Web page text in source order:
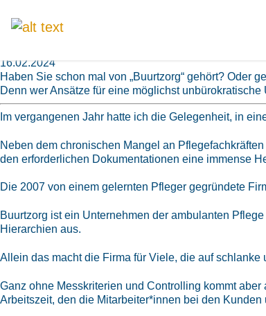
SELBST IST DAS TEAM -
16.02.2024
Haben Sie schon mal von „Buurtzorg“ gehört? Oder
Denn wer Ansätze für eine möglichst
Im vergangenen Jahr hatte ich die Gelegenheit, in
Neben dem chronischen Mangel an
den erforderlichen Dokumentationen eine immense
Die 2007 von einem gelernten Pfleger gegründete
Buurtzorg ist ein Unternehmen der ambulanten
Hierarchien aus.
Allein das macht die Firma für Viele, die auf schlanke
Ganz ohne Messkriterien und Controlling kommt
Arbeitszeit, den die Mitarbeiter*innen bei den